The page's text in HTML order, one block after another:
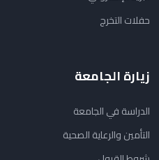
حفلات التخرج
زيارة الجامعة
الدراسة في الجامعة
التأمين والرعاية الصحية